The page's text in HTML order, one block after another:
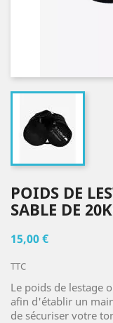
POIDS DE
SABLE DE
15,00 €
TTC
Le poids de lestage
afin d'établir un
de sécuriser votre